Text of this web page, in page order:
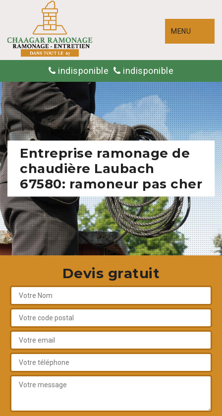
MENU
indisponible indisponible
Entreprise ramonage de
chaudière Laubach
67580: ramoneur pas cher
Devis gratuit